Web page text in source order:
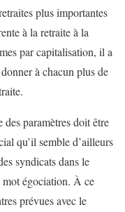
plus importantes
à la retraite à la
par capitalisation, il a
à chacun plus de
paramètres doit être
qu’il semble d’ailleurs
syndicats dans le
mot égociation. À ce
prévues avec le